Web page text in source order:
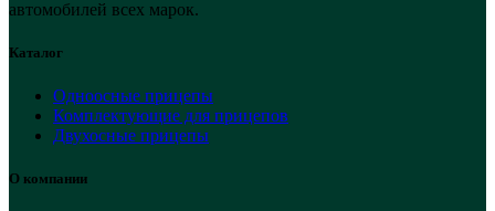
автомобилей всех марок.
Каталог
Одноосные прицепы
Комплектующие для прицепов
Двухосные прицепы
О компании